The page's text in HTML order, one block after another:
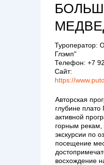
Авторская
глубине плато
активной
горным рекам,
экскурсии по
посещение
восхождение
Туроператор:
Глэмп"
Телефон: +7
Сайт:
https://